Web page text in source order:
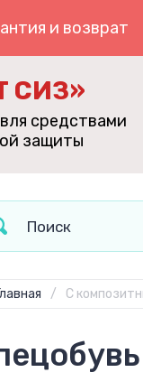
и возврат
СИЗ»
средствами
защиты
/ С